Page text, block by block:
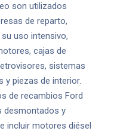
son utilizados
de reparto,
uso intensivo,
cajas de
sistemas
y piezas de interior.
de recambios Ford
desmontados y
incluir motores diésel